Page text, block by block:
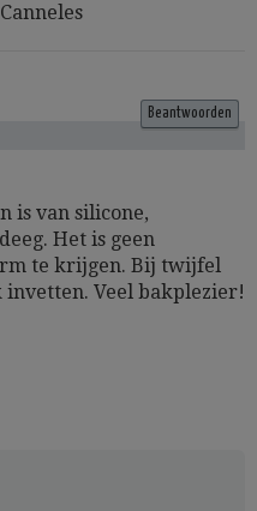
is van silicone,
Het is geen
te krijgen. Bij twijfel
Veel bakplezier!
Beantwoorden